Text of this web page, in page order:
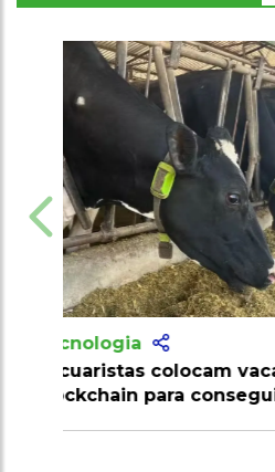
Tecnologia
Produtores recebem
milhões de doses de